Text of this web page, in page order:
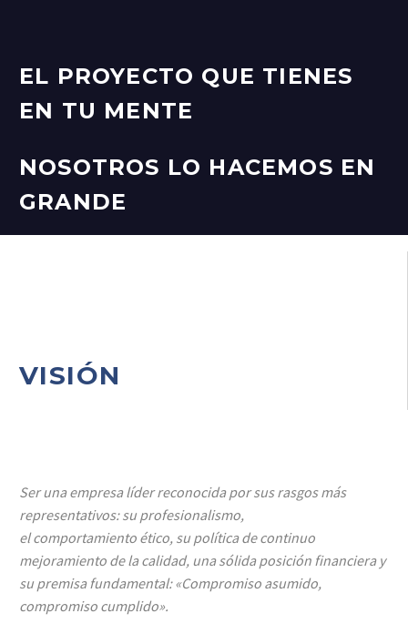
EL PROYECTO QUE TIENES
EN TU MENTE
NOSOTROS LO HACEMOS EN
GRANDE
VISIÓN
Ser una empresa líder reconocida por sus rasgos más
representativos: su profesionalismo,
el comportamiento ético, su política de continuo
mejoramiento de la calidad, una sólida posición financiera y
su premisa fundamental: «Compromiso asumido,
compromiso cumplido».